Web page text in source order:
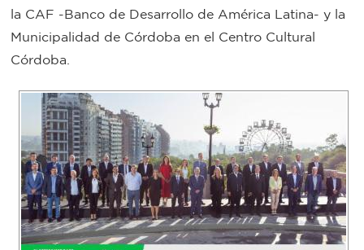
bondi
Boleto
estudiantil
Recorrido
colectivos
Recarga
la CAF -Banco de Desarrollo de América Latina- y la
Municipalidad de Córdoba en el Centro Cultural
Córdoba.